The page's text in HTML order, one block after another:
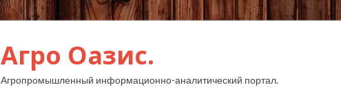
Агро Оазис.
Агропромышленный информационно-аналитический портал.